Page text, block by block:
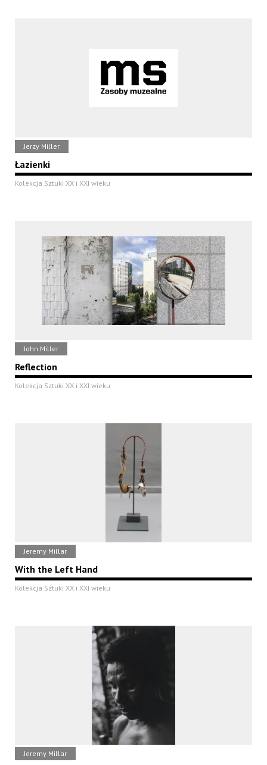
Jerzy Miller
Łazienki
Kolekcja Sztuki XX i XXI wieku
John Miller
Reflection
Kolekcja Sztuki XX i XXI wieku
Jeremy Millar
With the Left Hand
Kolekcja Sztuki XX i XXI wieku
Jeremy Millar